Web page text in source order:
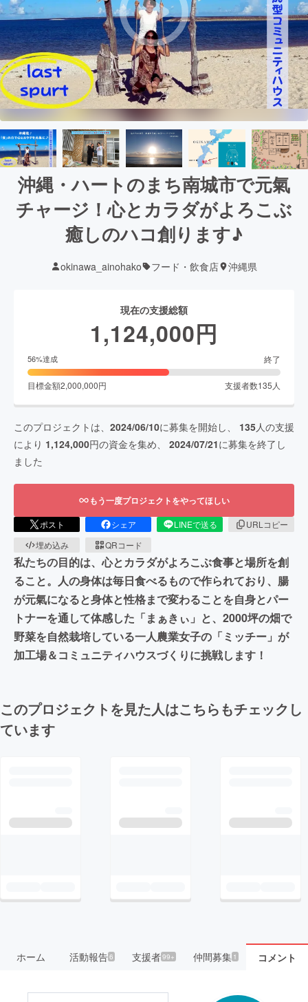
沖縄・ハートのまち南城市で元氣
チャージ！心とカラダがよろこぶ
癒しのハコ創ります♪
okinawa_ainohako フード・飲食店 沖縄県
現在の支援総額
1,124,000円
56%達成 終了
目標金額2,000,000円 支援者数135 人
このプロジェクトは、 2024/06/10に募集を開始し、 135人の支援
により 1,124,000円の資金を集め、 2024/07/21に募集を終了し
ました
もう一度プロジェクトをやってほしい
ポスト シェア LINEで送る
URLコピー
埋め込み
QRコード
私たちの目的は、心とカラダがよろこぶ食事と場所を創
ること。人の身体は毎日食べるもので作られており、腸
が元氣になると身体と性格まで変わることを自身とパー
トナーを通して体感した「まぁきぃ」と、2000坪の畑で
野菜を自然栽培している一人農業女子の「ミッチー」が
加工場＆コミュニティハウスづくりに挑戦します！
このプロジェクトを見た人はこちらもチェックし
ています
ホーム 活動報告6 支援者99+ 仲間募集 1 コメント